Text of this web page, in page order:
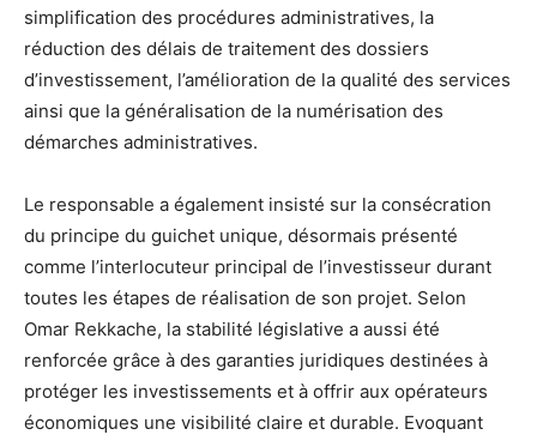
simplification des procédures administratives, la
réduction des délais de traitement des dossiers
d’investissement, l’amélioration de la qualité des services
ainsi que la généralisation de la numérisation des
démarches administratives.
Le responsable a également insisté sur la consécration
du principe du guichet unique, désormais présenté
comme l’interlocuteur principal de l’investisseur durant
toutes les étapes de réalisation de son projet. Selon
Omar Rekkache, la stabilité législative a aussi été
renforcée grâce à des garanties juridiques destinées à
protéger les investissements et à offrir aux opérateurs
économiques une visibilité claire et durable. Evoquant